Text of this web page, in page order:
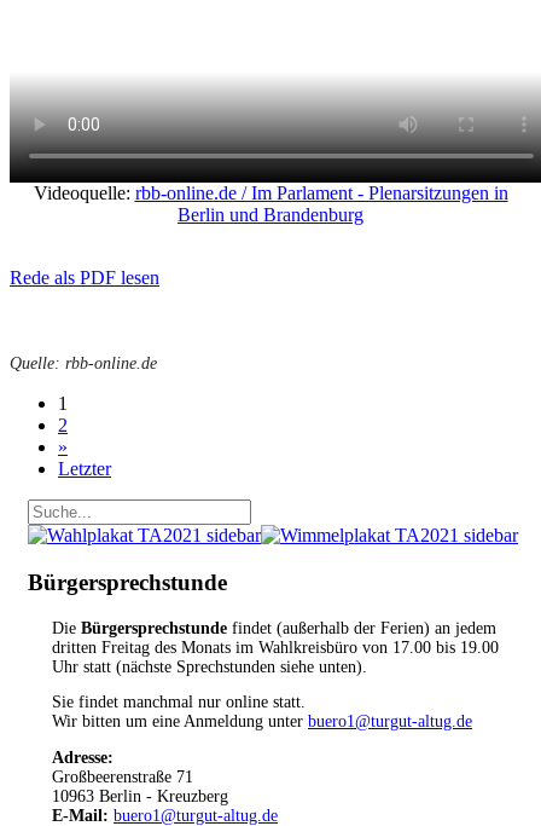
Videoquelle: rbb-online.de / Im Parlament - Plenarsitzungen in
Berlin und Brandenburg
Rede als PDF lesen
Quelle: rbb-online.de
1
2
»
Letzter
Bürgersprechstunde
Die Bürgersprechstunde findet (außerhalb der Ferien) an jedem
dritten Freitag des Monats im Wahlkreisbüro von 17.00 bis 19.00
Uhr statt (nächste Sprechstunden siehe unten).
Sie findet manchmal nur online statt.
Wir bitten um eine Anmeldung unter buero1@turgut-altug.de
Adresse:
Großbeerenstraße 71
10963 Berlin - Kreuzberg
E-Mail: buero1@turgut-altug.de